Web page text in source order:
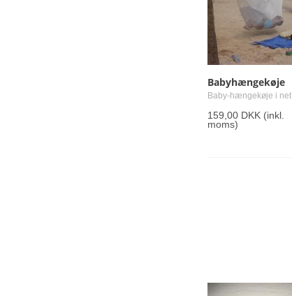
Babyhængekøje
Baby-hængekøje i net
159,00 DKK (inkl.
moms)